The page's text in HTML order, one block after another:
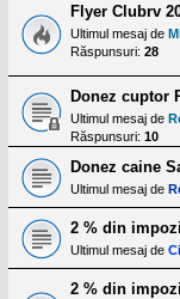
e
d
i
n
R
o
m
n
i
a
Flyer Clubrv
Ultimul mesaj de
Răspunsuri: 28
Donez cuptor
Ultimul mesaj de
Răspunsuri: 10
Donez caine
Ultimul mesaj de
2 % din
Ultimul mesaj de
2 % din